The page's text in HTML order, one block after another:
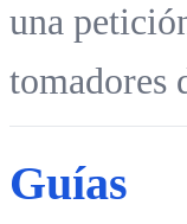
una
tomadores
Guías